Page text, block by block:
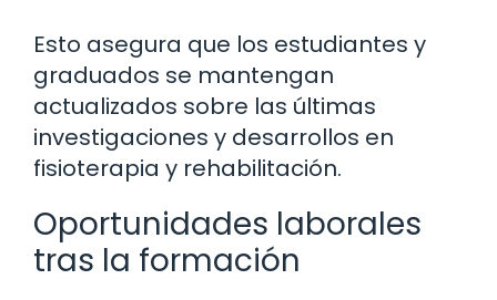
Esto asegura que los estudiantes y
graduados se mantengan
actualizados sobre las últimas
investigaciones y desarrollos en
fisioterapia y rehabilitación.
Oportunidades laborales
tras la formación